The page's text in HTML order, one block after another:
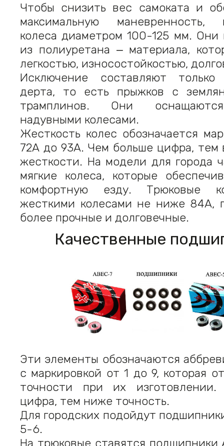
Чтобы снизить вес самоката и
максимальную маневренность,
колеса диаметром 100-125 мм. Они
из полиуретана ‒ материала,
легкостью, износостойкостью,
Исключение составляют
дерта, то есть прыжков с
трамплинов. Они
надувными колесами.
Жесткость колес обозначается
72А до 93А. Чем больше цифра, тем
жесткости. На модели для города
мягкие колеса, которые
комфортную езду. Трюковые
жесткими колесами не ниже 84А,
более прочные и долговечные.
Качественные
Эти элементы обозначаются
с маркировкой от 1 до 9, которая
точности при их
цифра, тем ниже точность.
Для городских подойдут
5-6.
На трюковые ставятся